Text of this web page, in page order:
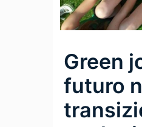
Green
futuro